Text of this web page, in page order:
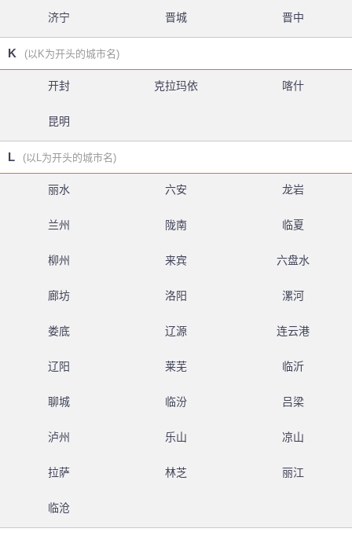
济宁 晋城 晋中
K (以K为开头的城市名)
开封 克拉玛依 喀什
昆明
L (以L为开头的城市名)
丽水 六安 龙岩
兰州 陇南 临夏
柳州 来宾 六盘水
廊坊 洛阳 漯河
娄底 辽源 连云港
辽阳 莱芜 临沂
聊城 临汾 吕梁
泸州 乐山 凉山
拉萨 林芝 丽江
临沧